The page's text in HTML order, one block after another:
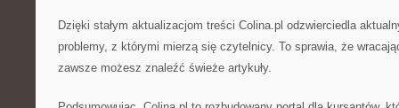
Dzięki stałym aktualizacjom treści Colina.pl odzwierciedla
problemy, z którymi mierzą się czytelnicy. To sprawia, że
zawsze możesz znaleźć świeże artykuły.